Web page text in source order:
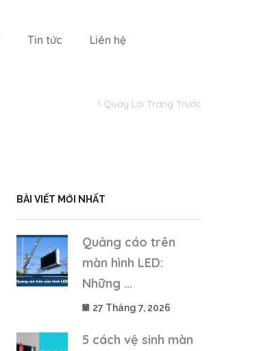
Tin tức Liên hệ
Quay Lại Trang Trước
BÀI VIẾT MỚI NHẤT
Quảng cáo trên
màn hình LED:
Những ...
27 Tháng 7, 2026
5 cách vệ sinh màn